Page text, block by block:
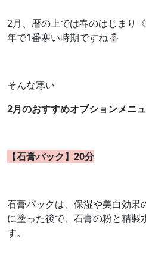
2月、暦の上では春のはじまり
年で1番寒い時期ですね⛄️
そんな寒い
2月のおすすめオプションメニ
【石膏パック】 20分
石膏パックは、保湿や美白効果
に塗った後で、石膏の粉と精製
す。